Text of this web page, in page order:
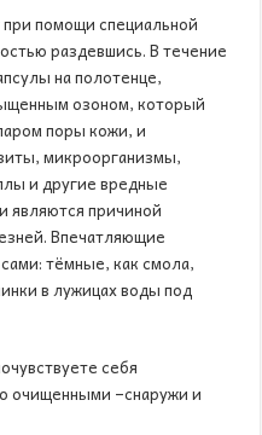
помощи специальной
раздевшись. В течение
на полотенце,
озоном, который
поры кожи, и
микроорганизмы,
и другие вредные
являются причиной
Впечатляющие
тёмные, как смола,
в лужицах воды под
себя
очищенными –снаружи и